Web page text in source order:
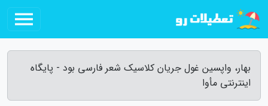
بهار، واپسین غول جریان کلاسیک شعر فارسی بود - پایگاه
اینترنتی مأوا